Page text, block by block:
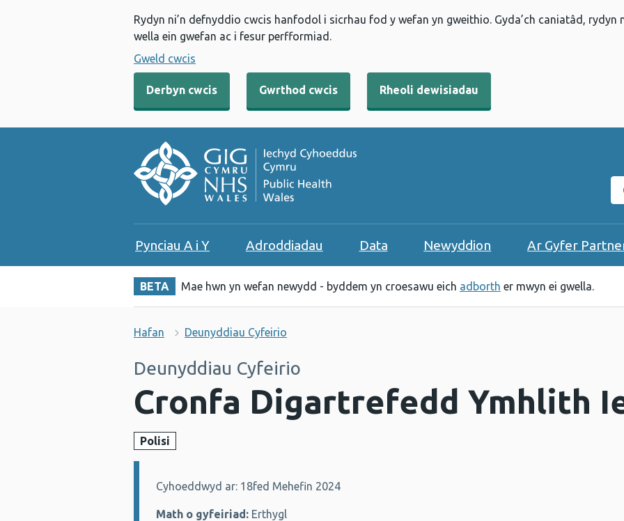
Rydyn ni’n defnyddio cwcis hanfodol i sicrhau fod y wefan yn gweithio. Gyda’ch caniatâd,
wella ein gwefan ac i fesur perfformiad.
Gweld cwcis
Derbyn cwcis Gwrthod cwcis Rheoli dewisiadau
Pynciau A i Y Adroddiadau Data Newyddion Ar Gyfer
BETA Mae hwn yn wefan newydd - byddem yn croesawu eich adborth er mwyn ei gwella.
Hafan Deunyddiau Cyfeirio
Deunyddiau Cyfeirio
Cronfa Digartrefedd Ymhlith
Polisi
Manylion:
Cyhoeddwyd ar: 18fed Mehefin 2024
Math o gyfeiriad: Erthygl